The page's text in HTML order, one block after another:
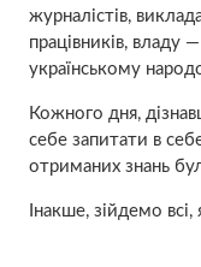
журналістів,
працівників, владу
українському
Кожного дня,
себе запитати в
отриманих знань
Інакше, зійдемо